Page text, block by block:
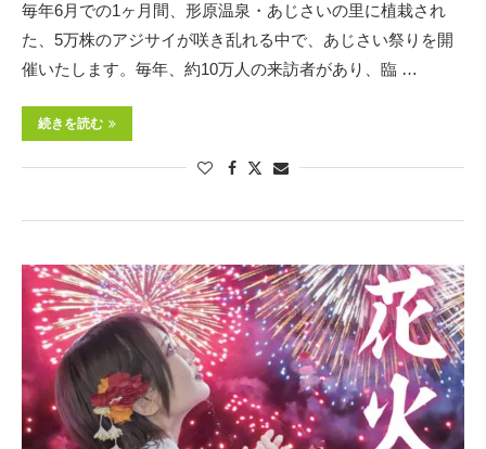
毎年6月での1ヶ月間、形原温泉・あじさいの里に植栽され
た、5万株のアジサイが咲き乱れる中で、あじさい祭りを開
催いたします。毎年、約10万人の来訪者があり、臨 …
続きを読む